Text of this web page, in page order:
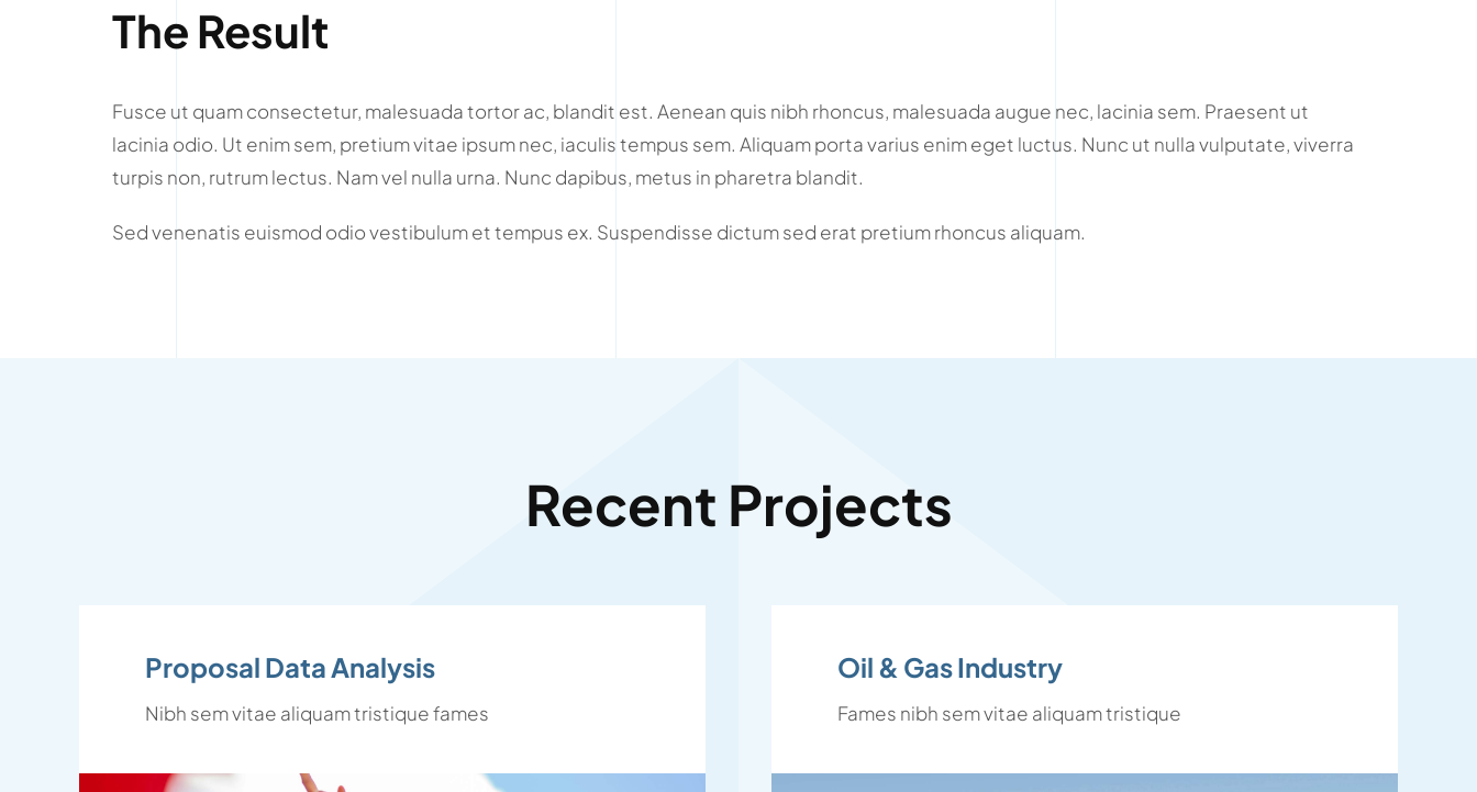
The Result
Fusce ut quam consectetur, malesuada tortor ac, blandit est. Aenean quis nibh rhoncus, malesuada augue nec, lacinia sem. Praesent ut
lacinia odio. Ut enim sem, pretium vitae ipsum nec, iaculis tempus sem. Aliquam porta varius enim eget luctus. Nunc ut nulla vulputate, viverra
turpis non, rutrum lectus. Nam vel nulla urna. Nunc dapibus, metus in pharetra blandit.
Sed venenatis euismod odio vestibulum et tempus ex. Suspendisse dictum sed erat pretium rhoncus aliquam.
Recent Projects
Proposal Data Analysis
Nibh sem vitae aliquam tristique fames
Oil & Gas Industry
Fames nibh sem vitae aliquam tristique